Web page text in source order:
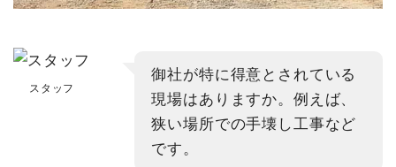
スタッフ
御社が特に得意とされている
現場はありますか。例えば、
狭い場所での手壊し工事など
です。